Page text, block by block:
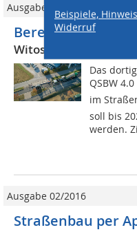
Beispiele,
Widerruf
Ausgabe 11/2019
Bereit für den
Witos Paving Plus
Das
QSBW
im
soll bis
werden.
Ausgabe 02/2016
Straßenbau per